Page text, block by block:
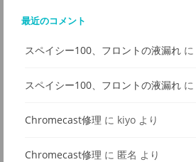
最近のコメント
スペイシー100、フロントの液漏れ に
スペイシー100、フロントの液漏れ に
Chromecast修理 に kiyo より
Chromecast修理 に 匿名 より